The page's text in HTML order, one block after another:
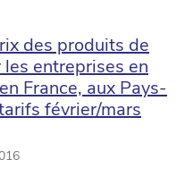
des produits de
entreprises en
France, aux Pays-
février/mars